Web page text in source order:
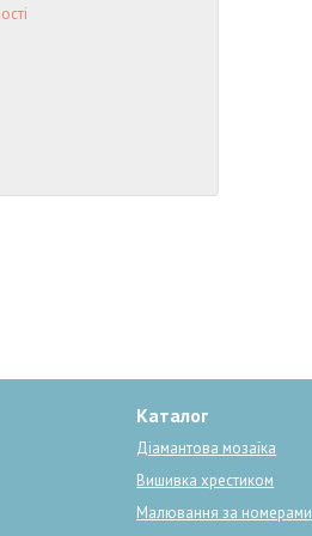
Каталог
Діамантова мозаїка
Вишивка хрестиком
Малювання за номерами